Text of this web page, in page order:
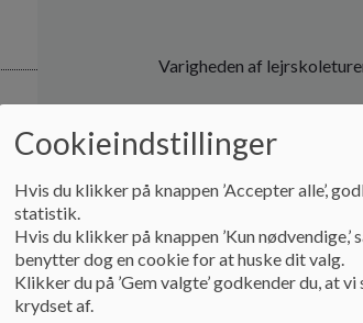
Varigheden af
Skolen afholder
Ønsker forældrene eller
liv i klassen (f. eks
Cookieindstillinger
Hvis du klikker på knappen ’Accepter alle’,
statistik.
Hvis du klikker på knappen ’Kun
benytter dog en cookie for at huske dit valg.
Klikker du på ’Gem valgte’ godkender du, at
krydset af.